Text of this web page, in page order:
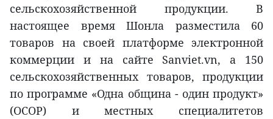
сельскохозяйственной продукции. В
настоящее время Шонла разместила 60
товаров на своей платформе электронной
коммерции и на сайте Sanviet.vn, а 150
сельскохозяйственных товаров, продукции
по программе «Одна община - один продукт»
(OCOP) и местных специалитетов